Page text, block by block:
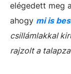
elégedett meg
ahogy mi is
csillámlakkal
rajzolt a